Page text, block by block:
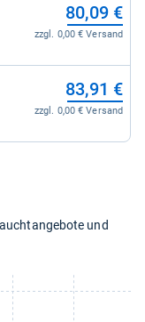
80,09 €
zzgl. 0,00 € Versand
83,91 €
zzgl. 0,00 € Versand
und